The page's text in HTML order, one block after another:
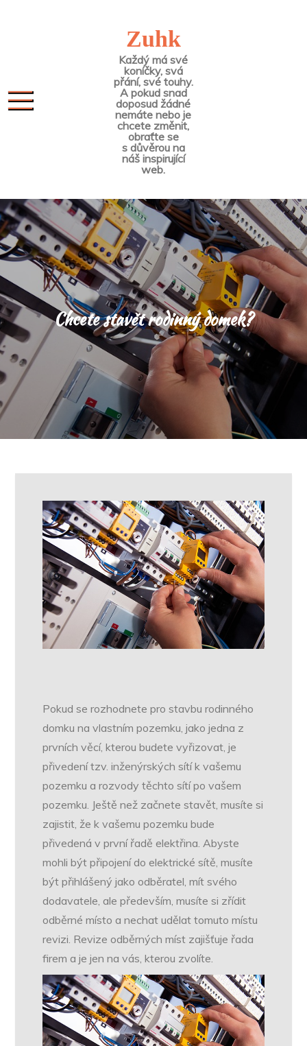
Zuhk
Každý má své
koníčky, svá
přání, své touhy.
A pokud snad
doposud žádné
nemáte nebo je
chcete změnit,
obraťte se
s důvěrou na
náš inspirující
web.
Chcete stavět rodinný domek?
Pokud se rozhodnete pro stavbu rodinného
domku na vlastním pozemku, jako jedna z
prvních věcí, kterou budete vyřizovat, je
přivedení tzv. inženýrských sítí k vašemu
pozemku a rozvody těchto sítí po vašem
pozemku. Ještě než začnete stavět, musíte si
zajistit, že k vašemu pozemku bude
přivedená v první řadě elektřina. Abyste
mohli být připojení do elektrické sítě, musíte
být přihlášený jako odběratel, mít svého
dodavatele, ale především, musíte si zřídit
odběrné místo a nechat udělat tomuto místu
revizi. Revize odběrných míst zajišťuje řada
firem a je jen na vás, kterou zvolíte.